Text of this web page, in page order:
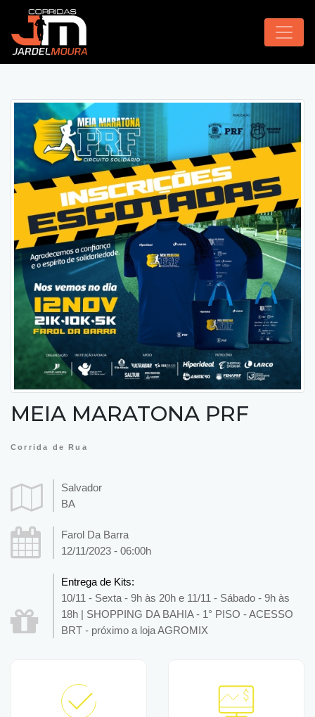
MEIA MARATONA PRF
Corrida de Rua
Salvador
BA
Farol Da Barra
12/11/2023 - 06:00h
Entrega de Kits:
10/11 - Sexta - 9h às 20h e 11/11 - Sábado - 9h às
18h | SHOPPING DA BAHIA - 1° PISO - ACESSO
BRT - próximo a loja AGROMIX